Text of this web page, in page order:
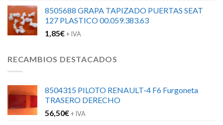
8505688 GRAPA TAPIZADO PUERTAS SEAT
127 PLASTICO 00.059.383.63
1,85€+ IVA
RECAMBIOS DESTACADOS
8504315 PILOTO RENAULT-4 F6 Furgoneta
TRASERO DERECHO
56,50€+ IVA